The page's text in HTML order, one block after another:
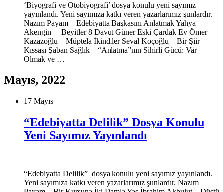
‘Biyografi ve Otobiyografi’ dosya konulu yeni sayımız
yayınlandı. Yeni sayımıza katkı veren yazarlarımız şunlardır.
Nazım Payam – Edebiyatta Başkasını Anlatmak Yahya
Akengin – Beyitler 8 Davut Güner Eski Çardak Ev Ömer
Kazazoğlu – Müptela İkindiler Seval Koçoğlu – Bir Şiir
Kıssası Şaban Sağlık – “Anlatma”nın Sihirli Gücü: Var
Olmak ve …
Mayıs, 2022
17 Mayıs
“Edebiyatta Delilik” Dosya Konulu
Yeni Sayımız Yayınlandı
“Edebiyatta Delilik” dosya konulu yeni sayımız yayınlandı.
Yeni sayımıza katkı veren yazarlarımız şunlardır. Nazım